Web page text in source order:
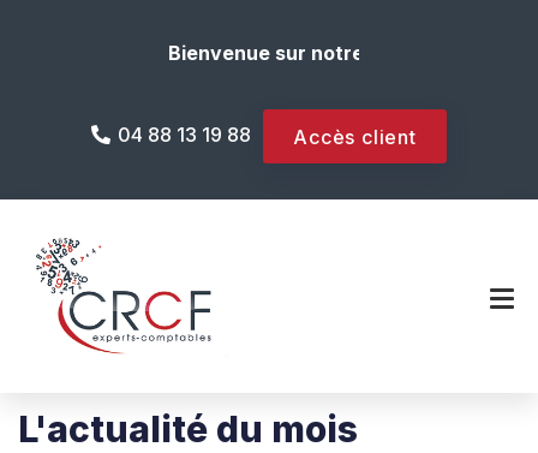
Bienvenue sur notre site internet !
04 88 13 19 88 Accès client
L'actualité du mois